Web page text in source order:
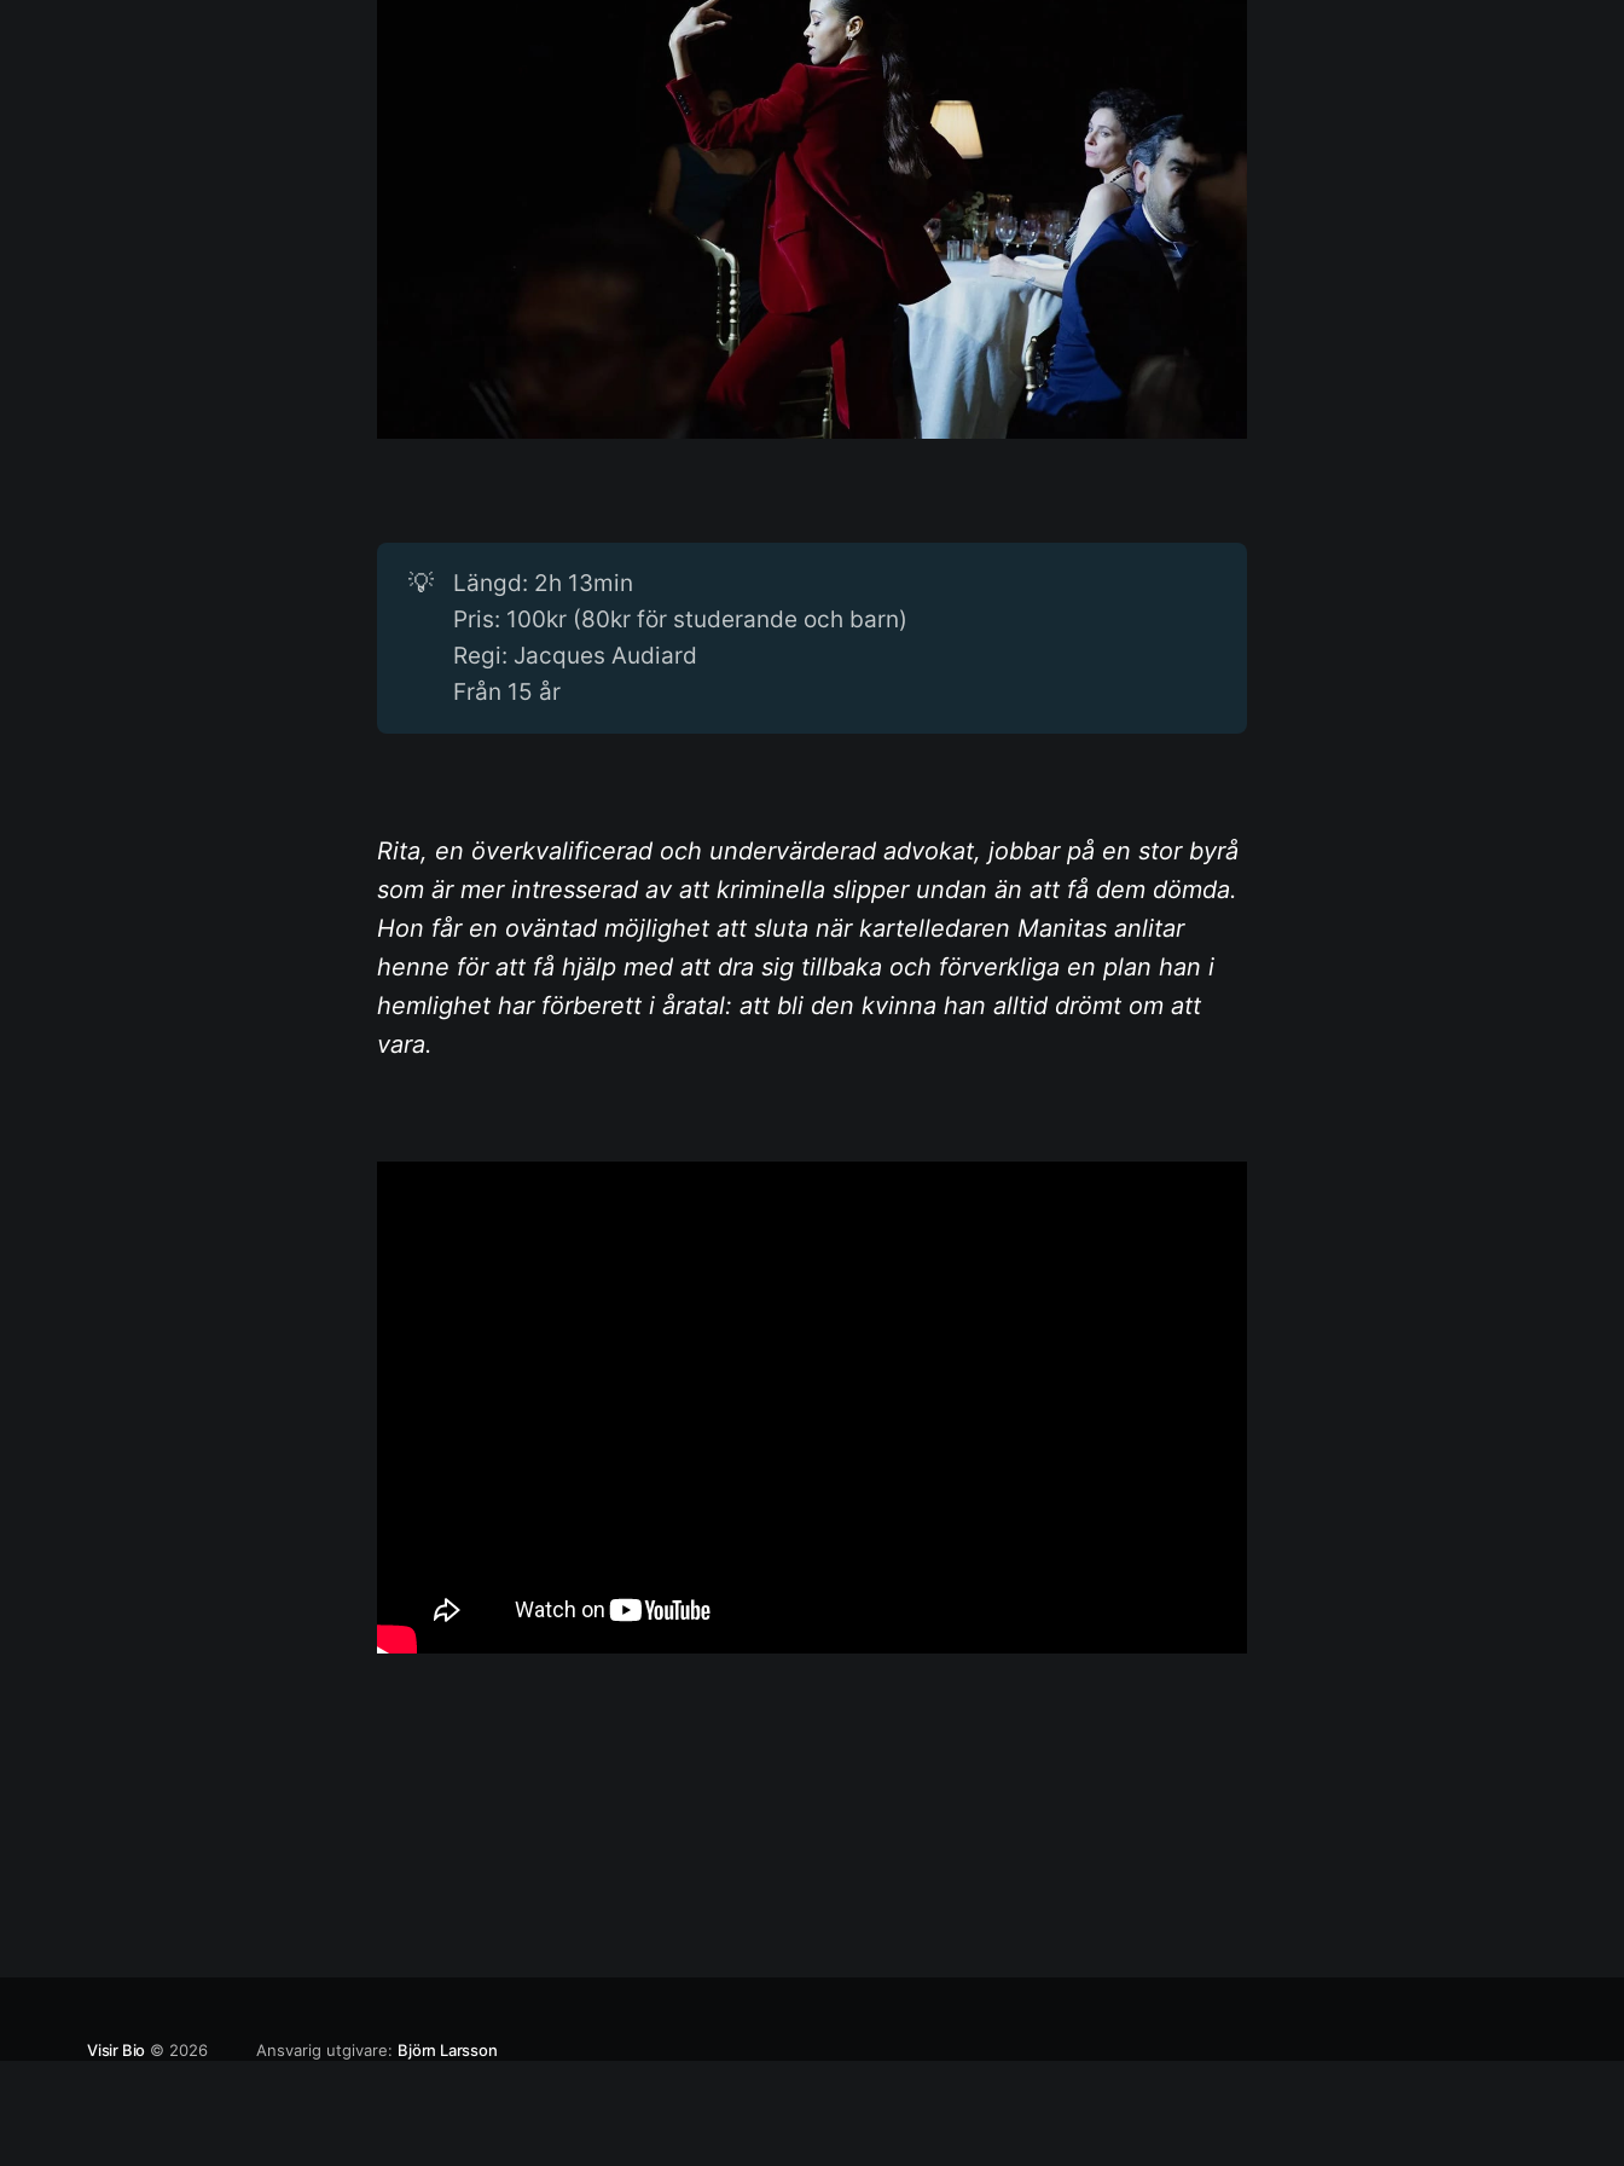
💡
Längd: 2h 13min
Pris: 100kr (80kr för studerande och barn)
Regi: Jacques Audiard
Från 15 år
Rita, en överkvalificerad och undervärderad advokat, jobbar på en stor byrå
som är mer intresserad av att kriminella slipper undan än att få dem dömda.
Hon får en oväntad möjlighet att sluta när kartelledaren Manitas anlitar
henne för att få hjälp med att dra sig tillbaka och förverkliga en plan han i
hemlighet har förberett i åratal: att bli den kvinna han alltid drömt om att
vara.
Visir Bio © 2026 Ansvarig utgivare: Björn Larsson